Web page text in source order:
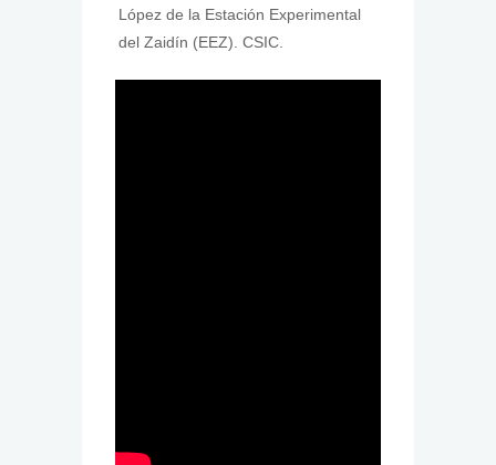
López de la Estación Experimental
del Zaidín (EEZ). CSIC.